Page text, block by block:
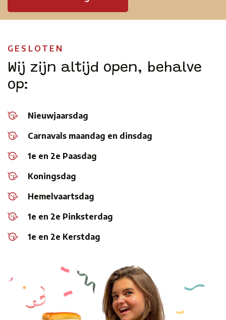
GESLOTEN
Wij zijn altijd open, behalve
op:
Nieuwjaarsdag
Carnavals maandag en dinsdag
1e en 2e Paasdag
Koningsdag
Hemelvaartsdag
1e en 2e Pinksterdag
1e en 2e Kerstdag